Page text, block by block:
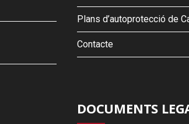
Plans d’autoprotecció de
Contacte
DOCUMENTS